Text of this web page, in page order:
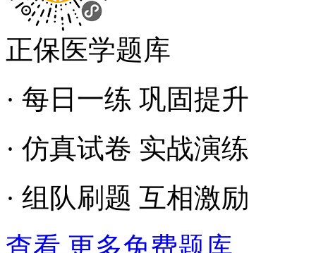
正保医学题库
· 每日一练 巩固提升
· 仿真试卷 实战演练
· 组队刷题 互相激励
查看 更多免费题库